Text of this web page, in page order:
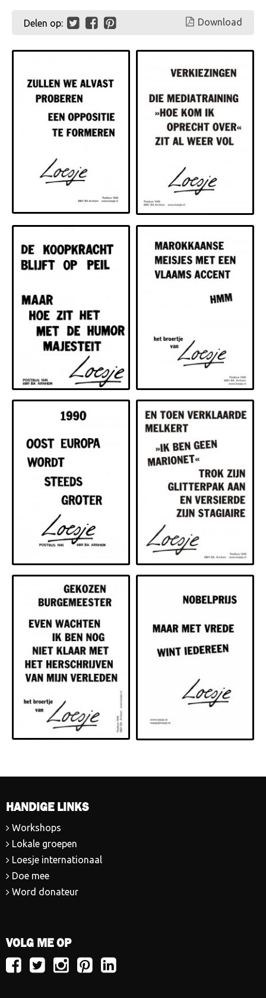
Delen op: Download
HANDIGE LINKS
Workshops
Lokale groepen
Loesje internationaal
Doe mee
Word donateur
VOLG ME OP
VolgVolgVolgVolgVolg